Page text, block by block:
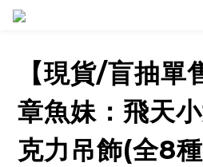
【現貨/盲抽
章魚妹：飛天
克力吊飾(全8